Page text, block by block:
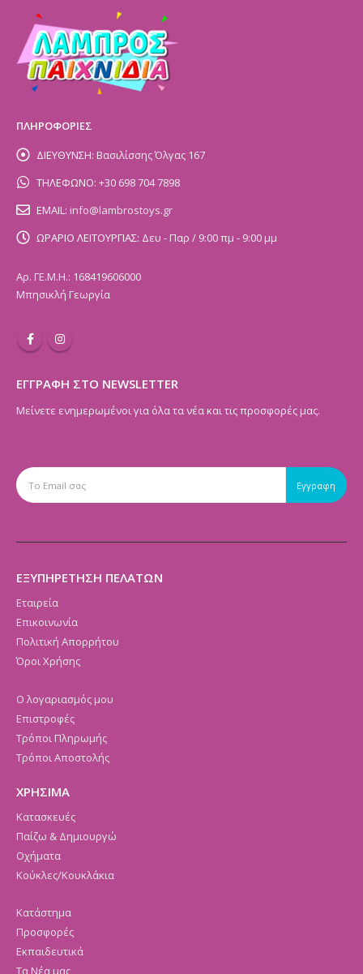
ΠΛΗΡΟΦΟΡΙΕΣ
ΔΙΕΥΘΥΝΣΗ: Βασιλίσσης Όλγας 167
ΤΗΛΕΦΩΝΟ: +30 698 704 7898
EMAIL: info@lambrostoys.gr
ΩΡΑΡΙΟ ΛΕΙΤΟΥΡΓΙΑΣ: Δευ - Παρ / 9:00 πμ - 9:00 μμ
Αρ. ΓΕ.Μ.Η.: 168419606000
Μπησικλή Γεωργία
ΕΓΓΡΑΦΗ ΣΤΟ NEWSLETTER
Μείνετε ενημερωμένοι για όλα τα νέα και τις προσφορές μας.
ΕΞΥΠΗΡΕΤΗΣΗ ΠΕΛΑΤΩΝ
Εταιρεία
Επικοινωνία
Πολιτική Απορρήτου
Όροι Χρήσης
Ο λογαριασμός μου
Επιστροφές
Τρόποι Πληρωμής
Τρόποι Αποστολής
ΧΡΗΣΙΜΑ
Κατασκευές
Παίζω & Δημιουργώ
Οχήματα
Κούκλες/Κουκλάκια
Κατάστημα
Προσφορές
Εκπαιδευτικά
Τα Νέα μας